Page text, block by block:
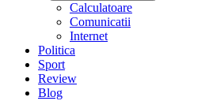
Calculatoare
Comunicatii
Internet
Politica
Sport
Review
Blog